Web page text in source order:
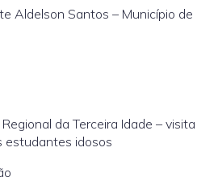
Aldelson Santos – Município de
da Terceira Idade – visita
estudantes idosos